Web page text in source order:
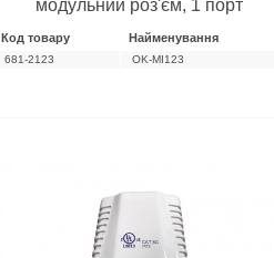
модульний роз'єм, 1 порт
Код товару Найменування
681-2123 OK-MI123